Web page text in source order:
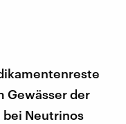
Gewässer der
bei Neutrinos